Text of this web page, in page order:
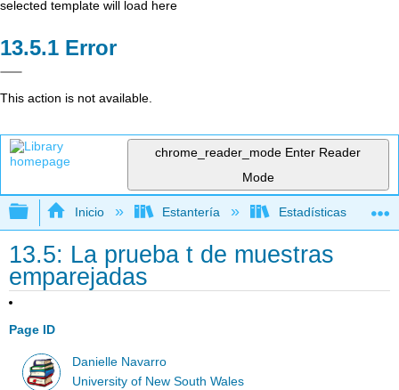
selected template will load here
Error
This action is not available.
chrome_reader_mode Enter Reader
Mode
Expandir/contraer jerarquía global
Inicio Estantería Estadísticas
13.5: La prueba t de muestras
emparejadas
Page ID
Danielle Navarro
University of New South Wales